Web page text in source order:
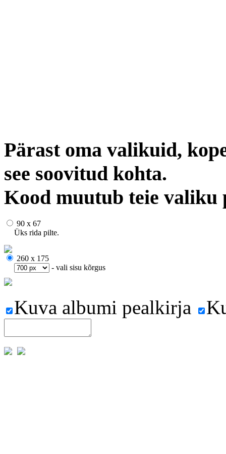
Pärast oma valikuid,
see soovitud kohta.
Kood muutub teie valiku
90 x 67
Üks rida pilte.
260 x 175
- vali sisu kõrgus
Kuva albumi pealkirja